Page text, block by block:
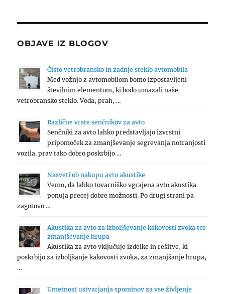
OBJAVE IZ BLOGOV
Čisto vetrobransko in zadnje steklo avtomobila
Med vožnjo z avtomobilom bomo izpostavljeni
številnim elementom, ki bodo umazali naše
vetrobransko steklo. Voda, prah, …
Različne vrste senčnikov za avto
Senčniki za avto lahko predstavljajo izvrstni
pripomoček za zmanjševanje segrevanja notranjosti
vozila. prav tako dobro poskrbijo …
Nasveti ob nakupu avto akustike
Vemo, da lahko tovarniško vgrajena avto akustika
ponuja precej dobre možnosti. Po drugi strani pa
zagotovo …
Akustika za avto za izboljševanje kakovosti zvoka ter
zmanjševanje hrupa
Akustika za avto vključuje izdelke in rešitve, ki
poskrbijo za izboljšanje kakovosti zvoka, za zmanjšanje hrupa,
…
Umetnost ustvarjanja spominov za vse življenje